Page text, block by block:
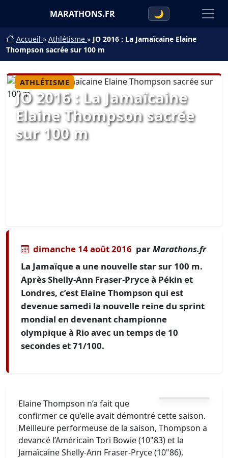
MARATHONS.FR 🌙
Accueil » Athlétisme » JO 2016 : La Jamaïcaine Elaine
Thompson sacrée sur 100 m
ATHLÉTISME
JO 2016 : La Jamaïcaine
Elaine Thompson sacrée
sur 100 m
dimanche 14 août 2016 parMarathons.fr
La Jamaïque a une nouvelle star sur 100 m.
Après Shelly-Ann Fraser-Pryce à Pékin et
Londres, c’est Elaine Thompson qui est
devenue samedi la nouvelle reine du sprint
mondial en devenant championne
olympique à Rio avec un temps de 10
secondes et 71/100.
Elaine Thompson n’a fait que
confirmer ce qu’elle avait démontré cette saison.
Meilleure performeuse de la saison, Thompson a
devancé l’Américain Tori Bowie (10"83) et la
Jamaïcaine Shelly-Ann Fraser-Pryce (10"86),